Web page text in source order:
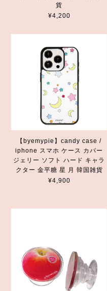
貨
¥4,200
【byemypie】candy case /
iphone スマホ ケース カバー
ジェリー ソフト ハード キャラ
クター 金平糖 星 月 韓国雑貨
¥4,900